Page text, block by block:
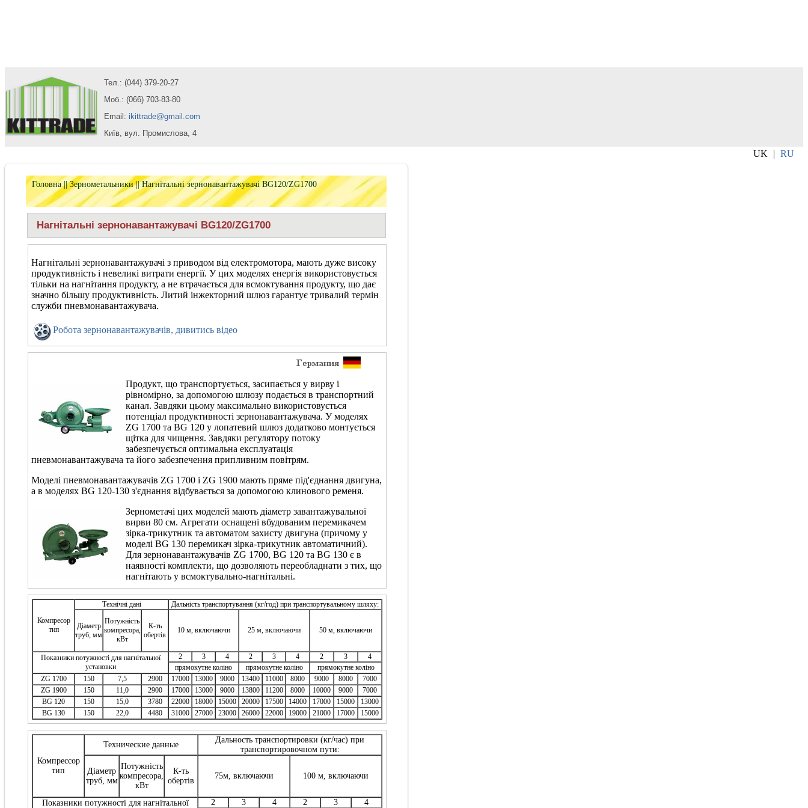
Тел.: (044) 379-20-27
Моб.: (066) 703-83-80
Email: ikittrade@gmail.com
Київ, вул. Промислова, 4
UK | RU
Головна||Зернометальники|| Нагнітальні зернонавантажувачі BG120/ZG1700
Нагнітальні зернонавантажувачі BG120/ZG1700
Нагнітальні зернонавантажувачі з приводом від електромотора, мають дуже високу
продуктивність і невеликі витрати енергії. У цих моделях енергія використовується
тільки на нагнітання продукту, а не втрачається для всмоктування продукту, що дає
значно більшу продуктивність. Литий інжекторний шлюз гарантує тривалий термін
служби пневмонавантажувача.
Робота зернонавантажувачів, дивитись відео
Продукт, що транспортується, засипається у вирву і
рівномірно, за допомогою шлюзу подається в транспортний
канал. Завдяки цьому максимально використовується
потенціал продуктивності зернонавантажувача. У моделях
ZG 1700 та BG 120 у лопатевий шлюз додатково монтується
щітка для чищення. Завдяки регулятору потоку
забезпечується оптимальна експлуатація
пневмонавантажувача та його забезпечення припливним повітрям.
Моделі пневмонавантажувачів ZG 1700 і ZG 1900 мають пряме під'єднання двигуна,
а в моделях BG 120-130 з'єднання відбувається за допомогою клинового ременя.
Зернометачі цих моделей мають діаметр завантажувальної
вирви 80 см. Агрегати оснащені вбудованим перемикачем
зірка-трикутник та автоматом захисту двигуна (причому у
моделі BG 130 перемикач зірка-трикутник автоматичний).
Для зернонавантажувачів ZG 1700, BG 120 та BG 130 є в
наявності комплекти, що дозволяють переобладнати з тих, що
нагнітають у всмоктувально-нагнітальні.
Компресор
тип
Технічні дані Дальність транспортування (кг/год) при транспортувальному шляху:
Діаметр
труб, мм
Потужність
компресора,
кВт
К-ть
обертів
10 м, включаючи 25 м, включаючи 50 м, включаючи
Показники потужності для нагнітальної
установки
2 3 4 2 3 4 2 3
4
прямокутне коліно
прямокутне коліно
прямокутне коліно
ZG 1700
150 7,5 2900 17000 13000 9000 13400 11000 8000 9000 8000
7000
ZG 1900
150 11,0 2900 17000 13000 9000 13800 11200 8000 10000 9000
7000
BG 120
150 15,0 3780 22000 18000 15000 20000 17500 14000 17000 15000
13000
BG 130
150 22,0 4480 31000 27000 23000 26000 22000 19000 21000 17000 15000
Компре­ссор
тип
Технические данные
Дальность транспортировки (кг/час) при
транспортировочном пути:
Діаметр
труб, мм
Потужність
компресора,
кВт
К-ть
обертів
75м, включаючи 100 м, включаючи
Показники потужності для нагнітальної 2 3 4 2 3 4